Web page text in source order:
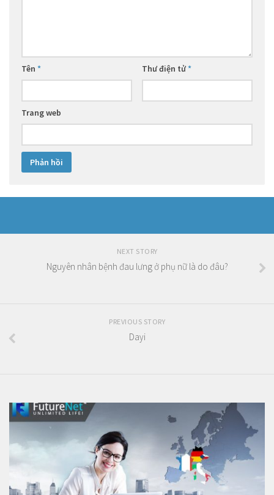
Tên * Thư điện tử*
Trang web
NEXT STORY
Nguyên nhân bệnh đau lưng ở phụ nữ là do đâu?
PREVIOUS STORY
Dayi